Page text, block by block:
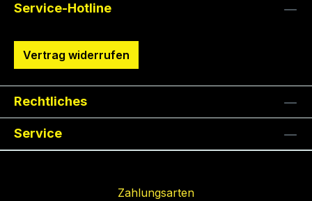
Service-Hotline
Vertrag widerrufen
Rechtliches
Service
Zahlungsarten